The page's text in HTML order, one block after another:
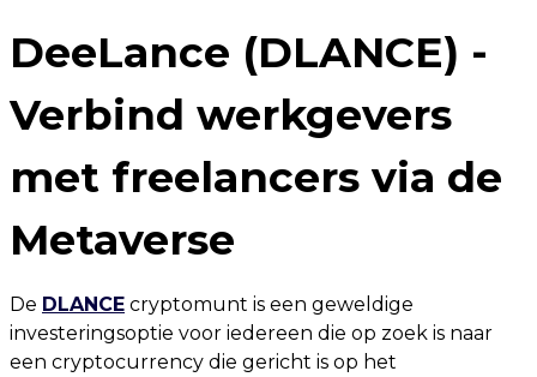
DeeLance (DLANCE) -
Verbind werkgevers
met freelancers via de
Metaverse
De DLANCE cryptomunt is een geweldige
investeringsoptie voor iedereen die op zoek is naar
een cryptocurrency die gericht is op het